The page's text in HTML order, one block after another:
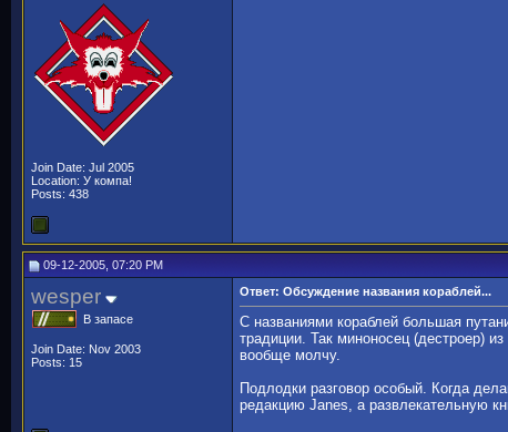
Join Date: Jul 2005
Location: У компа!
Posts: 438
09-12-2005, 07:20 PM
wesper
В запасе
Join Date: Nov 2003
Posts: 15
Ответ: Обсуждение названия кораблей...
С названиями кораблей большая
традиции. Так миноносец (дестроер)
вообще молчу.
Подлодки разговор особый. Когда
редакцию Janes, а развлекательную